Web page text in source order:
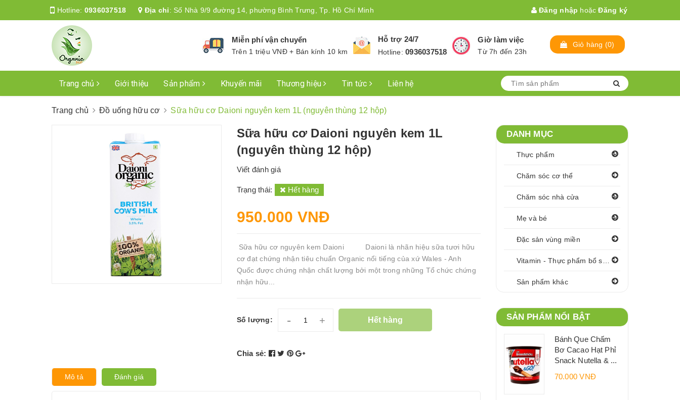
Hotline: 0936037518 Địa chỉ: Số Nhà 9/9 đường 14, phường Bình Trưng, Tp. Hồ Chí Minh Đăng nhập hoặc Đăng ký
Miễn phí vận chuyển
Trên 1 triệu VNĐ + Bán kính 10 km
Hỗ trợ 24/7
Hotline:0936037518
Giờ làm việc
Từ 7h đến 23h
Giỏ hàng (0)
Trang chủ Giới thiệu Sản phẩm Khuyến mãi Thương hiệu Tin tức Liên hệ
Trang chủ Đồ uống hữu cơ Sữa hữu cơ Daioni nguyên kem 1L (nguyên thùng 12 hộp)
Sữa hữu cơ Daioni nguyên kem 1L
(nguyên thùng 12 hộp)
Viết đánh giá
Trạng thái: Hết hàng
950.000 VNĐ
Sữa hữu cơ nguyên kem Daioni Daioni là nhãn hiệu sữa tươi hữu
cơ đạt chứng nhận tiêu chuẩn Organic nổi tiếng của xứ Wales - Anh
Quốc được chứng nhận chất lượng bởi một trong những Tổ chức chứng
nhận hữu...
Số lượng: - + Hết hàng
Chia sẻ:
Mô tả Đánh giá
DANH MỤC
Thực phẩm
Chăm sóc cơ thể
Chăm sóc nhà cửa
Mẹ và bé
Đặc sản vùng miền
Sản phẩm khác
SẢN PHẨM NỔI BẬT
Bánh Que Chấm
Bơ Cacao Hạt Phỉ
Snack Nutella & ...
70.000 VNĐ